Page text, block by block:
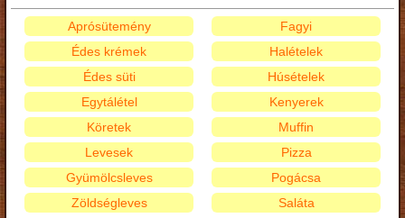
Aprósütemény
Édes krémek
Édes süti
Egytálétel
Fagyi
Halételek
Húsételek
Kenyerek
Köretek
Levesek
Gyümölcsleves
Zöldségleves
Muffin
Pizza
Pogácsa
Saláta